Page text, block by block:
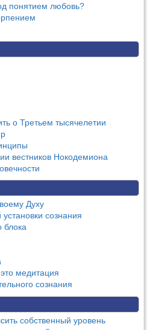
понятием любовь?
о Третьем тысячелетии
вестников Нокодемиона
Духу
сознания
блока
медитация
сознания
собственный уровень